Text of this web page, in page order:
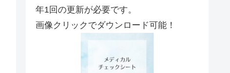
年1回の更新が必要です。
画像クリックでダウンロード可能！